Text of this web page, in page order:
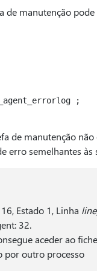
de manutenção
;
de manutenção não
erro semelhantes às
Estado 1, Linha
32.
aceder ao
por outro processo